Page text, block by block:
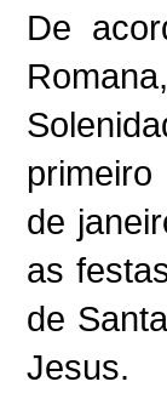
De
de
as
de
Jesus.